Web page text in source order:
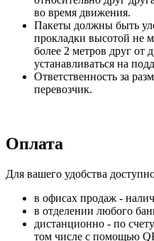
во время движения.
Пакеты должны быть
прокладки высотой не
более 2 метров друг от
устанавливаться на
Ответственность за
перевозчик.
Оплата
Для вашего удобства
в офисах продаж -
в отделении любого
дистанционно - по
том числе с помощью